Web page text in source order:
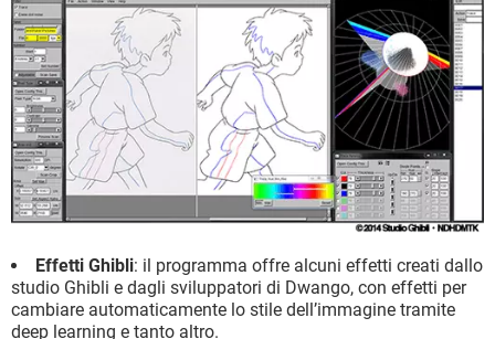
Effetti Ghibli: il programma offre alcuni effetti creati dallo
studio Ghibli e dagli sviluppatori di Dwango, con effetti per
cambiare automaticamente lo stile dell’immagine tramite
deep learning e tanto altro.